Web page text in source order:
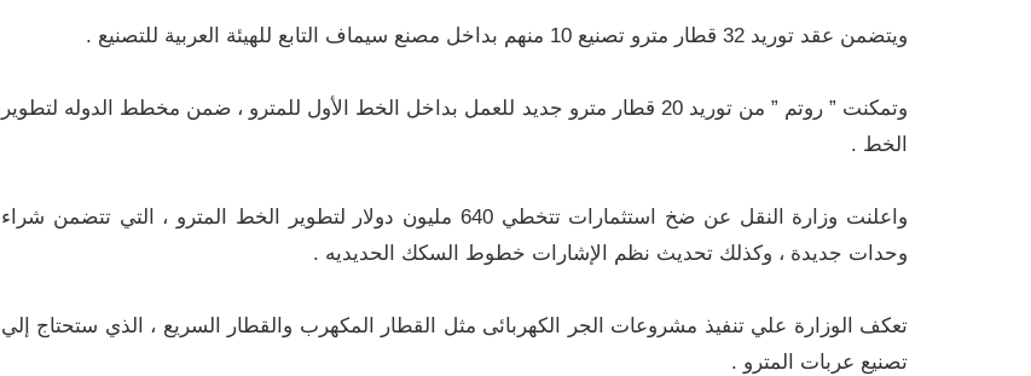
ويتضمن عقد توريد 32 قطار مترو تصنيع 10 منهم بداخل مصنع سيماف التابع للهيئة العربية للتصنيع .
وتمكنت ” روتم ” من توريد 20 قطار مترو جديد للعمل بداخل الخط الأول للمترو ، ضمن مخطط الدوله لتطوير
الخط .
واعلنت وزارة النقل عن ضخ استثمارات تتخطي 640 مليون دولار لتطوير الخط المترو ، التي تتضمن شراء
وحدات جديدة ، وكذلك تحديث نظم الإشارات خطوط السكك الحديديه .
تعكف الوزارة علي تنفيذ مشروعات الجر الكهربائى مثل القطار المكهرب والقطار السريع ، الذي ستحتاج إلي
تصنيع عربات المترو .